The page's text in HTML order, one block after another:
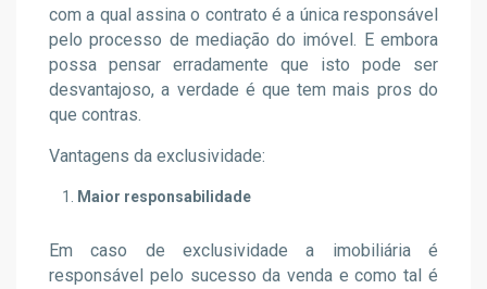
com a qual assina o contrato é a única responsável
pelo processo de mediação do imóvel. E embora
possa pensar erradamente que isto pode ser
desvantajoso, a verdade é que tem mais pros do
que contras.
Vantagens da exclusividade:
Maior responsabilidade
Em caso de exclusividade a imobiliária é
responsável pelo sucesso da venda e como tal é